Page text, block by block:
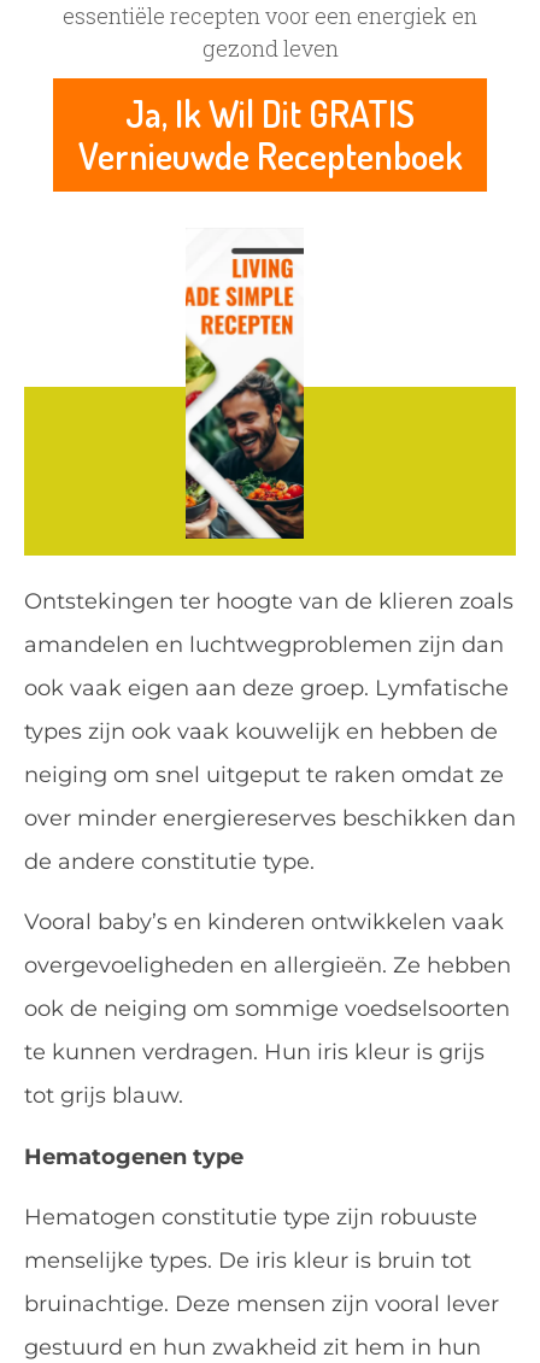
essentiële recepten voor een energiek en
gezond leven
Ja, Ik Wil Dit GRATIS
Vernieuwde Receptenboek
Ontstekingen ter hoogte van de klieren zoals
amandelen en luchtwegproblemen zijn dan
ook vaak eigen aan deze groep. Lymfatische
types zijn ook vaak kouwelijk en hebben de
neiging om snel uitgeput te raken omdat ze
over minder energiereserves beschikken dan
de andere constitutie type.
Vooral baby’s en kinderen ontwikkelen vaak
overgevoeligheden en allergieën. Ze hebben
ook de neiging om sommige voedselsoorten
te kunnen verdragen. Hun iris kleur is grijs
tot grijs blauw.
Hematogenen type
Hematogen constitutie type zijn robuuste
menselijke types. De iris kleur is bruin tot
bruinachtige. Deze mensen zijn vooral lever
gestuurd en hun zwakheid zit hem in hun